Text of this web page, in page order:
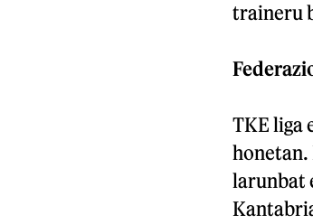
traineru
TKE liga
honetan.
larunbat